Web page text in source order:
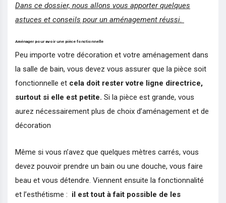
Dans ce dossier, nous allons vous apporter quelques
astuces et conseils pour un aménagement réussi.
Aménager pour avoir une pièce fonctionnelle
Peu importe votre décoration et votre aménagement dans
la salle de bain, vous devez vous assurer que la pièce soit
fonctionnelle et cela doit rester votre ligne directrice,
surtout si elle est petite. Si la pièce est grande, vous
aurez nécessairement plus de choix d’aménagement et de
décoration
Même si vous n’avez que quelques mètres carrés, vous
devez pouvoir prendre un bain ou une douche, vous faire
beau et vous détendre. Viennent ensuite la fonctionnalité
et l’esthétisme : il est tout à fait possible de les